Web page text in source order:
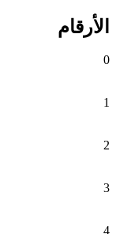
الأرقام
0
1
2
3
4